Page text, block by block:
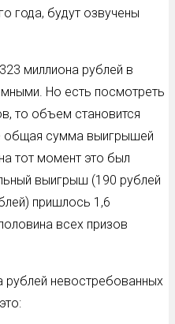
года, будут озвучены
миллиона рублей в
Но есть посмотреть
то объем становится
общая сумма выигрышей
тот момент это был
выигрыш (190 рублей
пришлось 1,6
всех призов
рублей невостребованных